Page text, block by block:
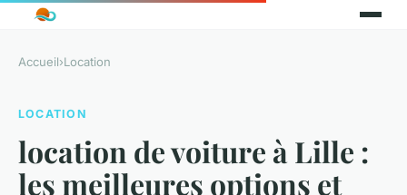
Accueil›Location
LOCATION
location de voiture à Lille :
les meilleures options et